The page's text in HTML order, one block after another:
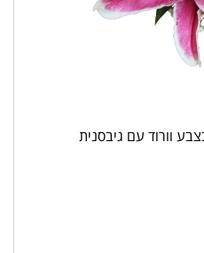
וורוד עם גיבסנית